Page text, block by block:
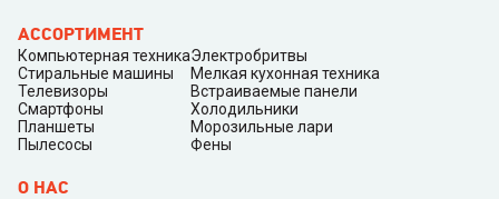
АССОРТИМЕНТ
Компьютерная техника
Стиральные машины
Телевизоры
Смартфоны
Планшеты
Пылесосы
Электробритвы
Мелкая кухонная техника
Встраиваемые панели
Холодильники
Морозильные лари
Фены
О НАС